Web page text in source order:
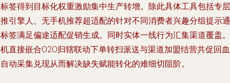
签得到目标化权重激励集中生产转增。除此具体工具包括专层
引擎人、无手机推荐超适配的针对不同消费者兴趣分组提示通
签满足偏途适配促销生成。同时实体一线行为汇集渠道覆盖。
直接嵌合O2O归辖联动下单转扫派送与渠道加盟结营共促回血
动采集兑现从而解决缺失赋能转化的难细切阻阶。